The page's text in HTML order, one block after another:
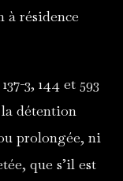
à résidence
3, 144 et 593
détention
prolongée, ni
que s’il est